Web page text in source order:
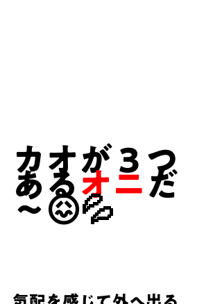
カオが３つ
ある オニ だ
～😖💦